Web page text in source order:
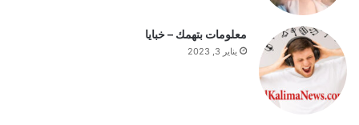
ي
و
م
معلومات بتهمك – خبايا
يناير 3, 2023